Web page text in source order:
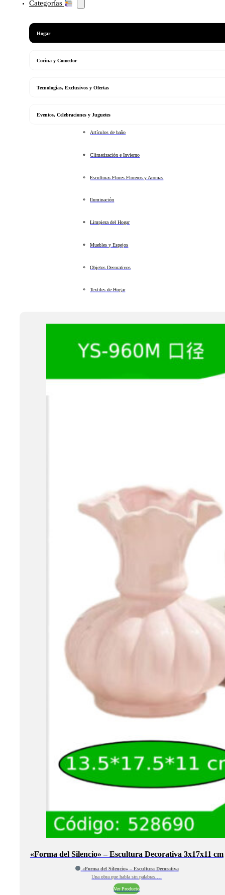
Categorías
Hogar
Cocina y Comedor
Tecnologias, Exclusivos y Ofertas
Eventos, Celebraciones y Juguetes
Artículos de baño
Climatización e Invierno
Esculturas Flores Floreros y Aromas
Iluminación
Limpieza del Hogar
Muebles y Espejos
Objetos Decorativos
Textiles de Hogar
«Forma del Silencio» – Escultura Decorativa 3x17x11 cm
«Forma del Silencio» – Escultura Decorativa
Una obra que habla sin palabras.…
Ver Producto